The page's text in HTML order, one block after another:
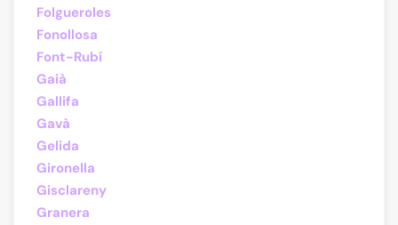
Folgueroles
Fonollosa
Font-Rubí
Gaià
Gallifa
Gavà
Gelida
Gironella
Gisclareny
Granera